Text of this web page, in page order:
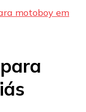
motoboy em